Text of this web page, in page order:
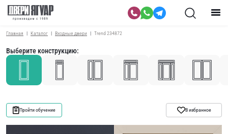
Главная Каталог Входные двери Trend 234872
Выберите конструкцию:
Пройти обучение В избранное